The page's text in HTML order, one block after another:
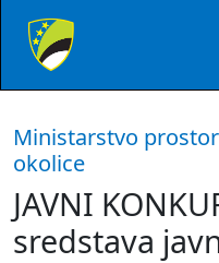
Ministarstvo
okolice
JAVNI
sredstava